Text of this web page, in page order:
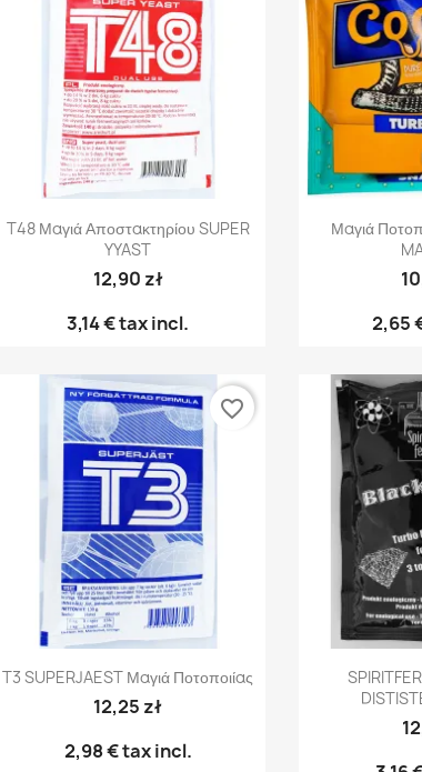
Γρήγορη προβολή
T48 Μαγιά Αποστακτηρίου SUPER
YYAST
12,90 zł
3,14 €tax incl.

Μαγιά
2,65
Γρήγορη προβολή
T3 SUPERJAEST Μαγιά Ποτοποιίας
12,25 zł
2,98 €tax incl.
favorite_border
